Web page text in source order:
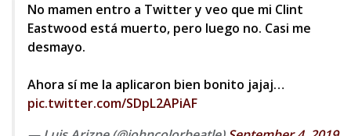
No mamen entro a Twitter y veo que mi Clint
Eastwood está muerto, pero luego no. Casi me
desmayo.
Ahora sí me la aplicaron bien bonito jajaj…
pic.twitter.com/SDpL2APiAF